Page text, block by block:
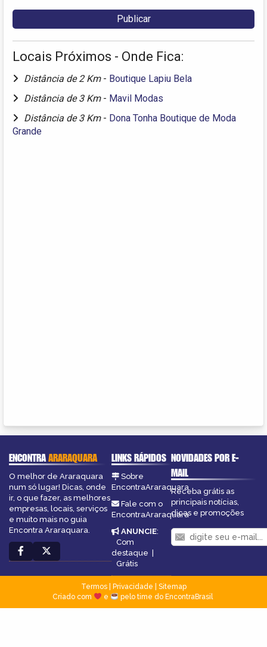
Locais Próximos - Onde Fica:
Distância de 2 Km - Boutique Lapiu Bela
Distância de 3 Km - Mavil Modas
Distância de 3 Km - Dona Tonha Boutique de Moda
Grande
ENCONTRAARARAQUARA
O melhor de Araraquara
num só lugar! Dicas, onde
ir, o que fazer, as melhores
empresas, locais, serviços
e muito mais no guia
Encontra Araraquara.
LINKS RÁPIDOS
Sobre
EncontraAraraquara
Fale com o
EncontraAraraquara
ANUNCIE:
Com
destaque |
Grátis
NOVIDADES POR E-
MAIL
Receba grátis as
principais notícias,
dicas e promoções
Termos| Privacidade
Sitemap
Criado com
e pelo time do EncontraBrasil